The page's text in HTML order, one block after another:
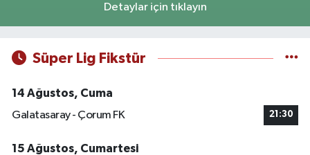
Detaylar için tıklayın
Süper Lig Fikstür
14 Ağustos, Cuma
Galatasaray - Çorum FK
21:30
15 Ağustos, Cumartesi